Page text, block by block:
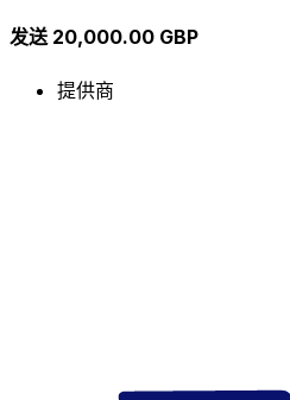
发送 20,000.00 GBP
提供商